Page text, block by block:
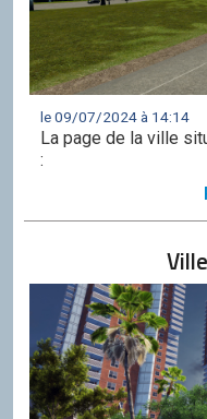
le 09/07/2024 à 14:14
La page de la ville
: